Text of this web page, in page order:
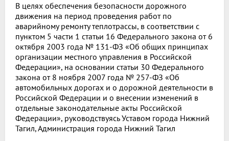
В целях обеспечения безопасности дорожного
движения на период проведения работ по
аварийному ремонту теплотрассы, в соответствии с
пунктом 5 части 1 статьи 16 Федерального закона от 6
октября 2003 года № 131-ФЗ «Об общих принципах
организации местного управления в Российской
Федерации», на основании статьи 30 Федерального
закона от 8 ноября 2007 года № 257-ФЗ «Об
автомобильных дорогах и о дорожной деятельности в
Российской Федерации и о внесении изменений в
отдельные законодательные акты Российской
Федерации», руководствуясь Уставом города Нижний
Тагил, Администрация города Нижний Тагил